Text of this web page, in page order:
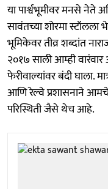
या पार्श्वभूमीवर मनसे नेते
सावंतच्या शोरमा स्टॉलला
भूमिकेवर तीव्र शब्दांत
२०१७ साली आम्ही
फेरीवाल्यांवर बंदी घाला.
आणि रेल्वे प्रशासनाने
परिस्थिती जैसे थेच आहे.